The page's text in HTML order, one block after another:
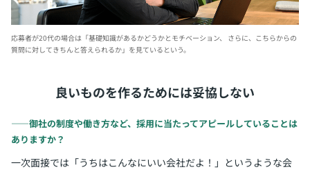
応募者が20代の場合は「基礎知識があるかどうかとモチベーション、
さらに、こちらからの
質問に対してきちんと答えられるか」を見ているという。
良いものを作るためには妥協しない
――御社の制度や働き方など、採用に当たってアピールしていることは
ありますか？
一次面接では「うちはこんなにいい会社だよ！」というような会